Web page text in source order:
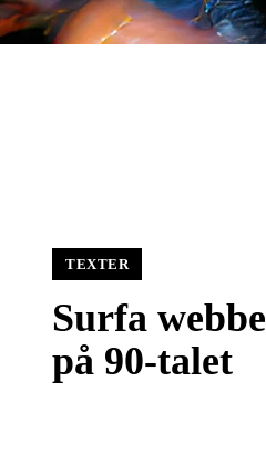
TEXTER
Surfa
på 90-talet